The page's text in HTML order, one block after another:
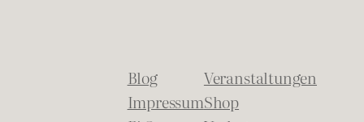
Blog
Impressum
Veranstaltungen
Shop